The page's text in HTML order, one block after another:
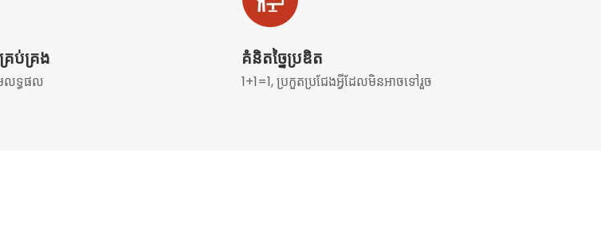
រប់គ្រង
លទ្ធផល
គំនិតច្នៃប្រឌិត
1+1=1, ប្រកួតប្រជែងអ្វីដែលមិនអាចទៅរួច